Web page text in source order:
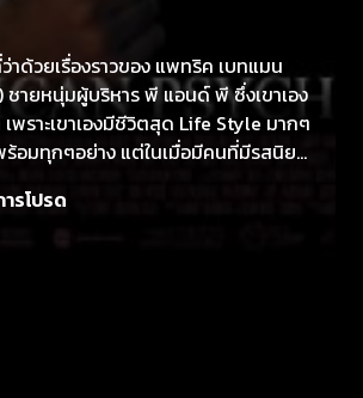
าด้วยเรื่องราวของ แพทริค เบทแมน
ชายหนุ่มผู้บริหาร พี แอนด์ พี ซึ่งเขาเอง
พราะเขาเองมีชีวิตสุด Life Style มากๆ
ร้อมทุกๆอย่าง แต่ในเมื่อมีคนที่มีรสนิยม
เลือดที่ชอบไล่ฆ่าคนอื่นที่ดีกว่าเขา !!!!
รโปรด